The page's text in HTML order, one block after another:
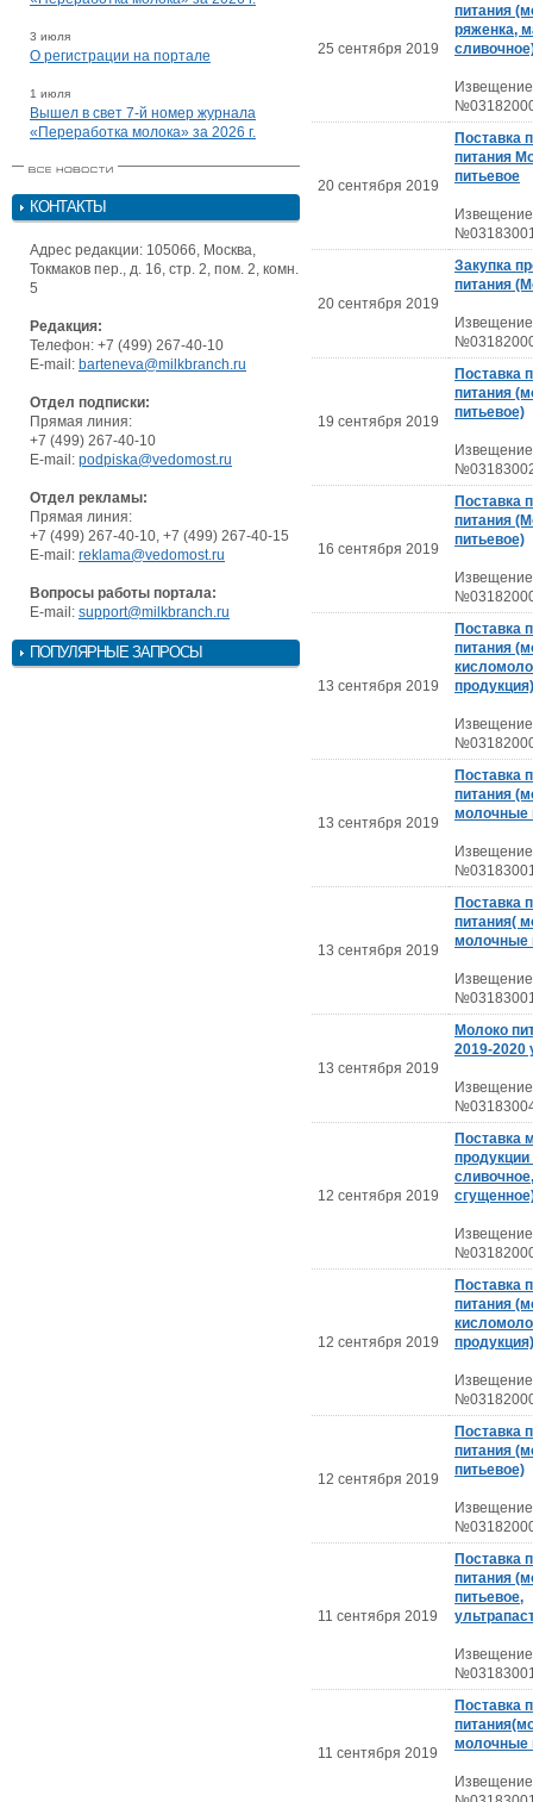
3 июля
О регистрации на портале
1 июля
Вышел в свет 7-й номер журнала
«Переработка молока» за 2026 г.
КОНТАКТЫ
Адрес редакции: 105066, Москва,
Токмаков пер., д. 16, стр. 2, пом. 2, комн.
5
Редакция:
Телефон: +7 (499) 267-40-10
E-mail: barteneva@milkbranch.ru
Отдел подписки:
Прямая линия:
+7 (499) 267-40-10
E-mail: podpiska@vedomost.ru
Отдел рекламы:
Прямая линия:
+7 (499) 267-40-10, +7 (499) 267-40-15
E-mail: reklama@vedomost.ru
Вопросы работы портала:
E-mail: support@milkbranch.ru
ПОПУЛЯРНЫЕ ЗАПРОСЫ
25 сентября 2019
питания
ряженка,
Извещение
20 сентября 2019
Поставка
питания
питьевое
Извещение
20 сентября 2019
Закупка
питания
Извещение
19 сентября 2019
Поставка
питания
питьевое)
Извещение
16 сентября 2019
Поставка
питания
питьевое)
Извещение
13 сентября 2019
Поставка
питания
продукция)
Извещение
13 сентября 2019
Поставка
питания
молочные
Извещение
13 сентября 2019
Поставка
питания(
молочные
Извещение
13 сентября 2019
Молоко
2019-2020
Извещение
12 сентября 2019
Поставка
Извещение
12 сентября 2019
Поставка
питания
продукция)
Извещение
12 сентября 2019
Поставка
питания
питьевое)
Извещение
11 сентября 2019
Поставка
питания
питьевое,
Извещение
11 сентября 2019
Поставка
молочные
Извещение